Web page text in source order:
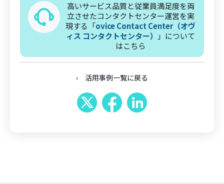
高いサービス品質と従業員満足度を両
立させたコンタクトセンター運営を実
現する「ovice Contact Center（オヴ
ィス コンタクトセンター）
」について
はこちら
‹ 活用事例一覧に戻る